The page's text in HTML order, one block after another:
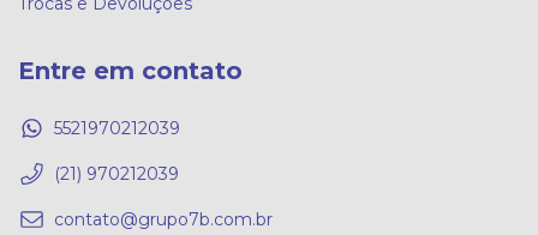
Entre em contato
5521970212039
(21) 970212039
contato@grupo7b.com.br